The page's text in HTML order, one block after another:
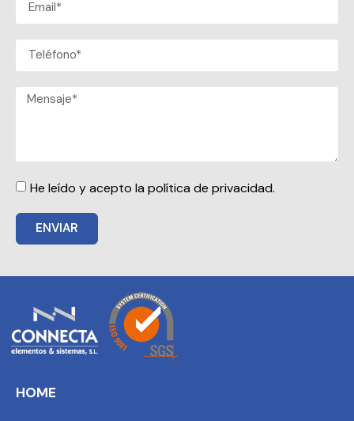
He leído y acepto la política de privacidad.
ENVIAR
HOME